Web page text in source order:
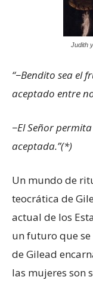
Judith
“−Bendito sea el
aceptado entre
−El Señor
aceptada.”(*)
Un mundo de
teocrática de
actual de los
un futuro que se
de Gilead
las mujeres son